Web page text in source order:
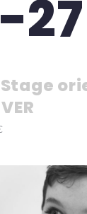
27
Stage